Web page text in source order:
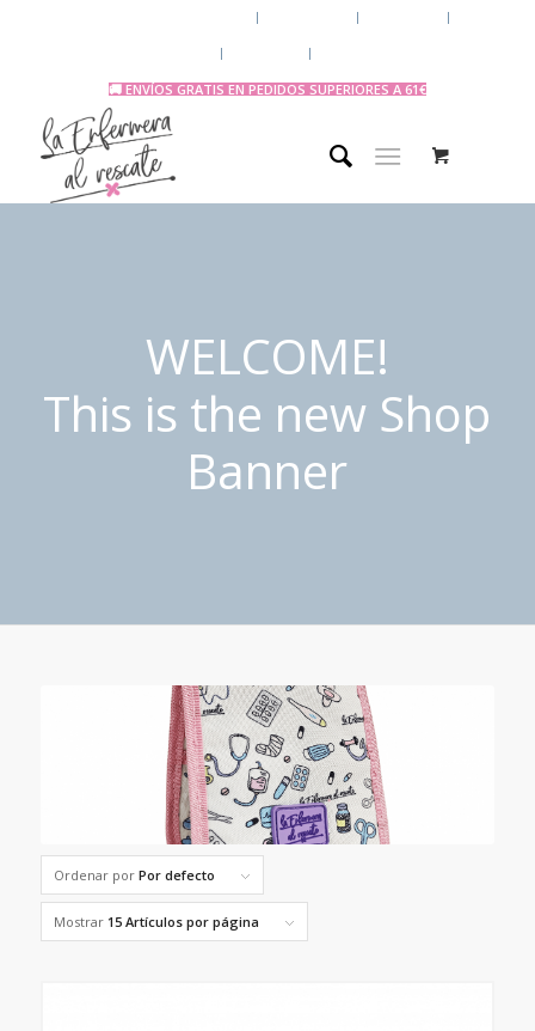
🚚 ENVÍOS GRATIS EN PEDIDOS SUPERIORES A 61€
WELCOME!
This is the new Shop
Banner
Ordenar por Por defecto
Mostrar 15 Artículos por página